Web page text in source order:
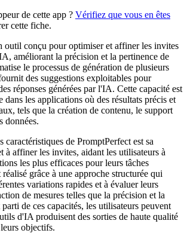
de cette app ? Vérifiez que vous en êtes
cette fiche.
outil conçu pour optimiser et affiner les invites
améliorant la précision et la pertinence de
le processus de génération de plusieurs
des suggestions exploitables pour
réponses générées par l'IA. Cette capacité est
les applications où des résultats précis et
tels que la création de contenu, le support
données.
caractéristiques de PromptPerfect est sa
à affiner les invites, aidant les utilisateurs à
les plus efficaces pour leurs tâches
grâce à une approche structurée qui
variations rapides et à évaluer leurs
de mesures telles que la précision et la
de ces capacités, les utilisateurs peuvent
d'IA produisent des sorties de haute qualité
objectifs.